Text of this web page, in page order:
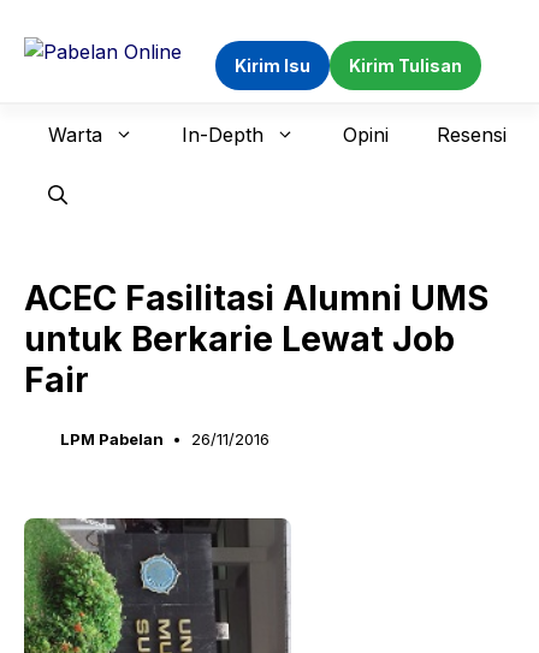
Kirim Isu Kirim Tulisan
Warta In-Depth Opini Resensi
ACEC Fasilitasi Alumni UMS
untuk Berkarie Lewat Job
Fair
LPM Pabelan 26/11/2016